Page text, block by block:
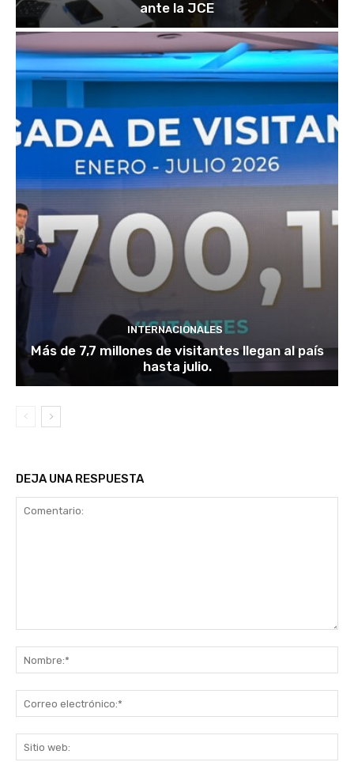
ante la JCE
INTERNACIONALES
Más de 7,7 millones de visitantes llegan al país
hasta julio.
DEJA UNA RESPUESTA